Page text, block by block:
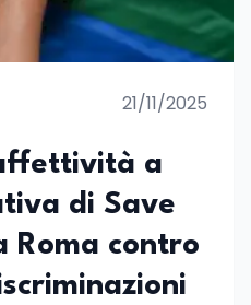
21/11/2025
a
di Save
Roma contro